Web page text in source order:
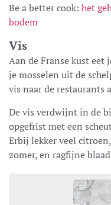
Be a better cook: het
bodem
Vis
Aan de Franse kust eet
je mosselen uit de
vis naar de restaurants
De vis verdwijnt in de
opgefrist met een
Erbij lekker veel
zomer, en ragfijne